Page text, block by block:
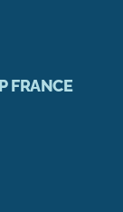
FRANCE